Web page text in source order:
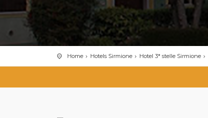
Home Hotels Sirmione Hotel 3* stelle Sirmione